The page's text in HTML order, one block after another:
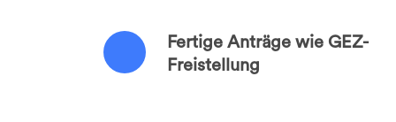
Fertige Anträge wie GEZ-
Freistellung